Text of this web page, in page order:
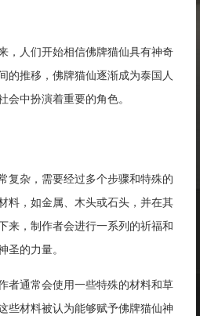
，人们开始相信佛牌猫仙具有神奇
的推移，佛牌猫仙逐渐成为泰国人
会中扮演着重要的角色。
复杂，需要经过多个步骤和特殊的
料，如金属、木头或石头，并在其
来，制作者会进行一系列的祈福和
圣的力量。
者通常会使用一些特殊的材料和草
些材料被认为能够赋予佛牌猫仙神